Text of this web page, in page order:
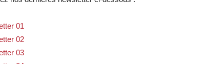
01
02
03